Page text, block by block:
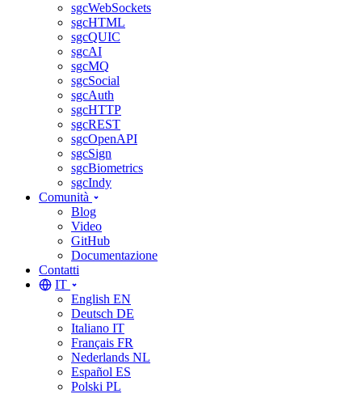
sgcWebSockets
sgcHTML
sgcQUIC
sgcAI
sgcMQ
sgcSocial
sgcAuth
sgcHTTP
sgcREST
sgcOpenAPI
sgcSign
sgcBiometrics
sgcIndy
Comunità
Blog
Video
GitHub
Documentazione
Contatti
IT
English EN
Deutsch DE
Italiano IT
Français FR
Nederlands NL
Español ES
Polski PL